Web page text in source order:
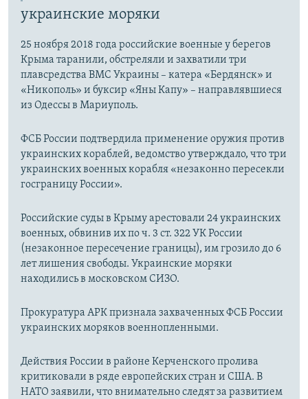
украинские моряки
25 ноября 2018 года российские военные у берегов
Крыма таранили, обстреляли и захватили три
плавсредства ВМС Украины – катера «Бердянск» и
«Никополь» и буксир «Яны Капу» – направлявшиеся
из Одессы в Мариуполь.
ФСБ России подтвердила применение оружия против
украинских кораблей, ведомство утверждало, что три
украинских военных корабля «незаконно пересекли
госграницу России».
Российские суды в Крыму арестовали 24 украинских
военных, обвинив их по ч. 3 ст. 322 УК России
(незаконное пересечение границы), им грозило до 6
лет лишения свободы. Украинские моряки
находились в московском СИЗО.
Прокуратура АРК признала захваченных ФСБ России
украинских моряков военнопленными.
Действия России в районе Керченского пролива
критиковали в ряде европейских стран и США. В
НАТО заявили, что внимательно следят за развитием